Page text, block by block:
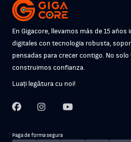
En Gigacore, llevamos más de 15
digitales con tecnología robusta,
pensadas para crecer contigo. No
construimos confianza.
Luați legătura cu noi!
Paga de forma segura